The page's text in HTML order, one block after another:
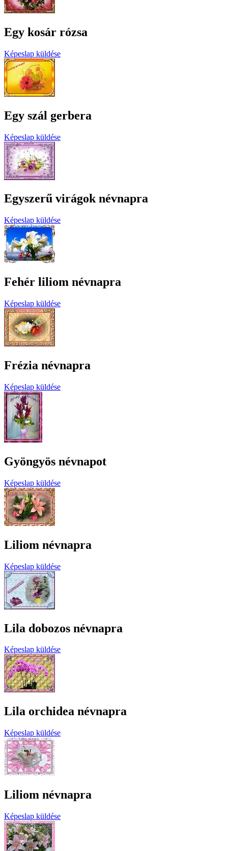
Egy kosár rózsa
Képeslap küldése
Egy szál gerbera
Képeslap küldése
Egyszerű virágok névnapra
Képeslap küldése
Fehér liliom névnapra
Képeslap küldése
Frézia névnapra
Képeslap küldése
Gyöngyös névnapot
Képeslap küldése
Liliom névnapra
Képeslap küldése
Lila dobozos névnapra
Képeslap küldése
Lila orchidea névnapra
Képeslap küldése
Liliom névnapra
Képeslap küldése